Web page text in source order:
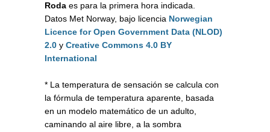
Roda es para la primera hora indicada.
Datos Met Norway, bajo licencia Norwegian
Licence for Open Government Data (NLOD)
2.0 y Creative Commons 4.0 BY
International
* La temperatura de sensación se calcula con
la fórmula de temperatura aparente, basada
en un modelo matemático de un adulto,
caminando al aire libre, a la sombra